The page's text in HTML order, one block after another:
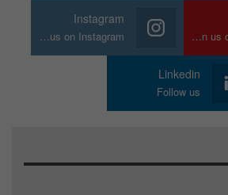
Join us on Youtube
Instagram
Join us on Instagram
Linkedin
Follow us